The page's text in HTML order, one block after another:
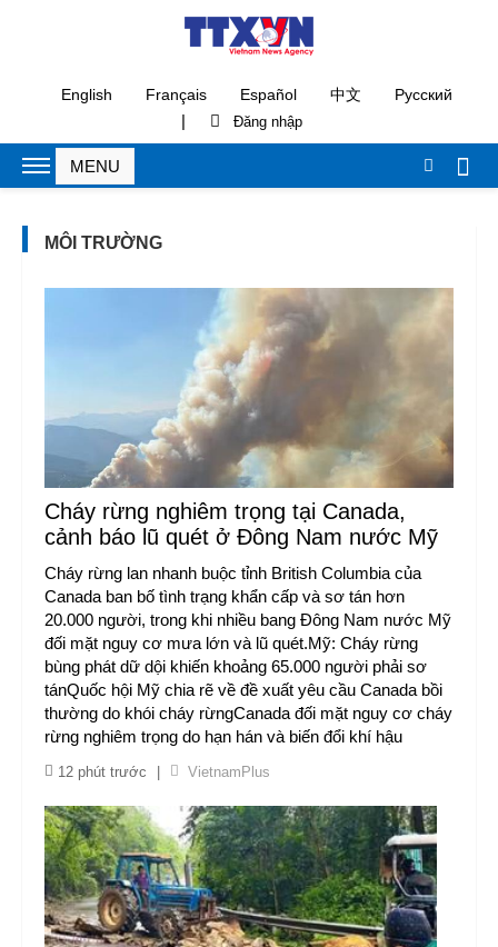
English Français Español 中文 Русский
|
MÔI TRƯỜNG
Cháy rừng nghiêm trọng tại Canada,
cảnh báo lũ quét ở Đông Nam nước Mỹ
Cháy rừng lan nhanh buộc tỉnh British Columbia của
Canada ban bố tình trạng khẩn cấp và sơ tán hơn
20.000 người, trong khi nhiều bang Đông Nam nước Mỹ
đối mặt nguy cơ mưa lớn và lũ quét.Mỹ: Cháy rừng
bùng phát dữ dội khiến khoảng 65.000 người phải sơ
tánQuốc hội Mỹ chia rẽ về đề xuất yêu cầu Canada bồi
thường do khói cháy rừngCanada đối mặt nguy cơ cháy
rừng nghiêm trọng do hạn hán và biến đổi khí hậu
12 phút trước VietnamPlus